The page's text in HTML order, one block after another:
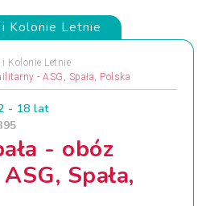
i Kolonie Letnie
i Kolonie Letnie
- ASG, Spała, Polska
- 18 lat
- obóz
Spała,